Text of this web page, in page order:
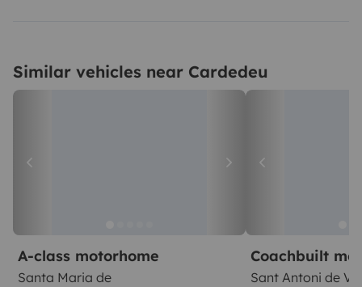
Similar vehicles near Cardedeu
A-class motorhome
Santa Maria de
Coachbuilt
Sant Antoni de